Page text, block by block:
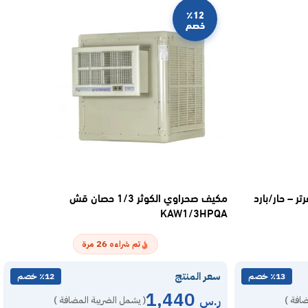
وحدة انفرتر – حار/بارد
٪13 خصم
)
٪12
خصم
مكيف صحراوي الكوثر 1/3 حصان قش
KAW1/3HPQA
تم شراءه 26 مرة
سعر المنتج ٪12 خصم
ر.س ( يشمل الضريبة المضافة )